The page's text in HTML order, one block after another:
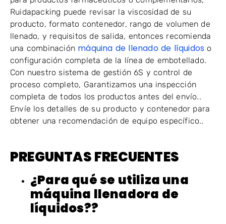
Ruidapacking puede revisar la viscosidad de su
producto, formato contenedor, rango de volumen de
llenado, y requisitos de salida, entonces recomienda
una combinación máquina de llenado de líquidos o
configuración completa de la línea de embotellado.
Con nuestro sistema de gestión 6S y control de
proceso completo, Garantizamos una inspección
completa de todos los productos antes del envío..
Envíe los detalles de su producto y contenedor para
obtener una recomendación de equipo específico..
PREGUNTAS FRECUENTES
¿Para qué se utiliza una
máquina llenadora de
líquidos??